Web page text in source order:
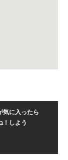
気に入ったら
！しよう